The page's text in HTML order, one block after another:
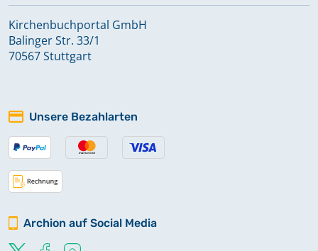
Kirchenbuchportal GmbH
Balinger Str. 33/1
70567 Stuttgart
Unsere Bezahlarten
Archion auf Social Media